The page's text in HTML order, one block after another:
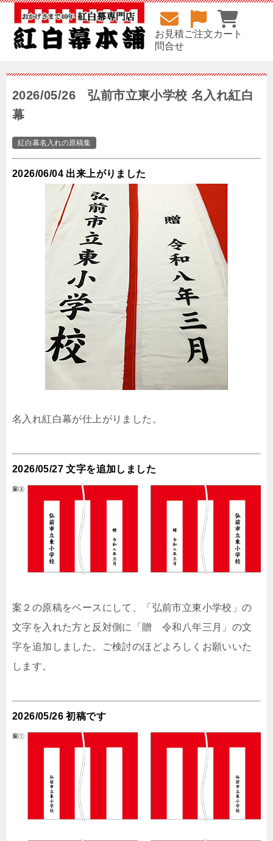
お見積
問合せ
ご注文カート
2026/05/26 弘前市立東小学校 名入れ紅白
幕
紅白幕名入れの原稿集
2026/06/04 出来上がりました
名入れ紅白幕が仕上がりました。
2026/05/27 文字を追加しました
案２の原稿をベースにして、「弘前市立東小学校」の
文字を入れた方と反対側に「贈 令和八年三月」の文
字を追加しました。ご検討のほどよろしくお願いいた
します。
2026/05/26 初稿です